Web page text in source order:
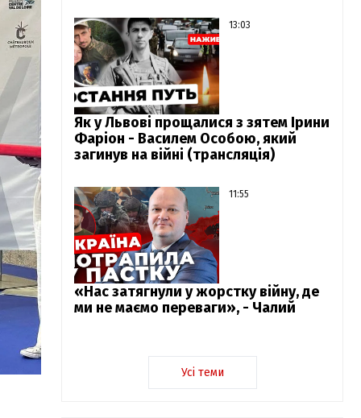
13:03
Як у Львові прощалися з зятем Ірини
Фаріон - Василем Особою, який
загинув на війні (трансляція)
11:55
«Нас затягнули у жорстку війну, де
ми не маємо переваги», - Чалий
Усі теми